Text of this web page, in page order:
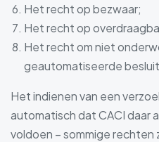
Het recht op bezwaar;
Het recht op
Het recht om niet
geautomatiseerde
Het indienen van een
automatisch dat CACI daar
voldoen – sommige rechten